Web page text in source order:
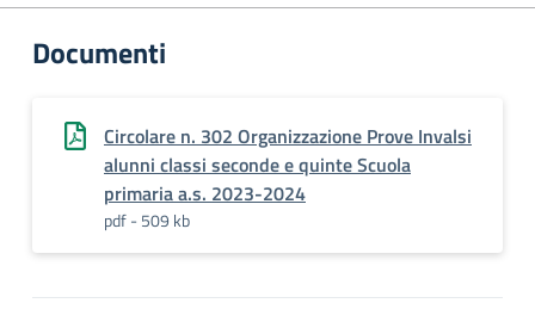
Documenti
Circolare n. 302 Organizzazione Prove Invalsi
alunni classi seconde e quinte Scuola
primaria a.s. 2023-2024
pdf - 509 kb